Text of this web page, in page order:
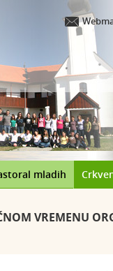
mladih
VREMENU